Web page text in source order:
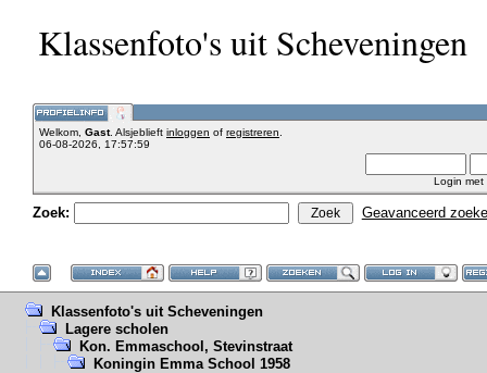
Klassenfoto's uit Scheveningen
Welkom, Gast. Alsjeblieft inloggen of registreren
06-08-2026, 17:57:59
Login met
Zoek: Geavanceerd
Klassenfoto's uit Scheveningen
Lagere scholen
Kon. Emmaschool, Stevinstraat
Koningin Emma School 1958